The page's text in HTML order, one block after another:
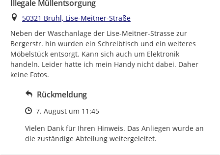
Illegale Müllentsorgung
Ort
50321 Brühl, Lise-Meitner-Straße
Neben der Waschanlage der Lise-Meitner-Strasse zur
Bergerstr. hin wurden ein Schreibtisch und ein weiteres
Möbelstück entsorgt. Kann sich auch um Elektronik
handeln. Leider hatte ich mein Handy nicht dabei. Daher
keine Fotos.
Rückmeldung
Zeitpunkt des Erstellens
7. August um 11:45
Vielen Dank für Ihren Hinweis. Das Anliegen wurde an
die zuständige Abteilung weitergeleitet.